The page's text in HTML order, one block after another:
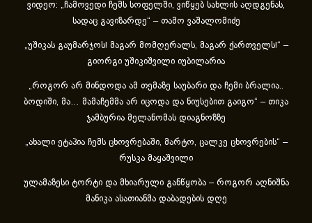
ვიდეო: „ჩამოვედი ჩემს სოფელში, ვიწყებ სახლის აღდგენას,
სადაც გავიზარდე“ – თამო ვაშალომიძე
„უშიკას გაუმარჯოს! მაგარ მომღერალს, მაგარ ქართველს!“ –
გიორგი უშიკიშვილი იუბილარია
„როგორ არ მინდოდა ამ თემაზე საუბარი და ჩემი ბრალია..
ბოდიში, მა… მამაჩემმა არ იცოდა და ნიუსებით გაიგო“ – თიკა
ჯამბურია მელანომას დიაგნოზზე
„ახა­ლი ეტა­პია ჩემს ცხოვ­რე­ბა­ში, მარ­ტო, ცალ­კე ცხოვ­რე­ბის“ –
რუსკა მაყაშვილი
ულამაზესი ტორტი და მხიარული განწყობა – როგორ აღნიშნა
მანიკა ასათიანმა დაბადების დღე